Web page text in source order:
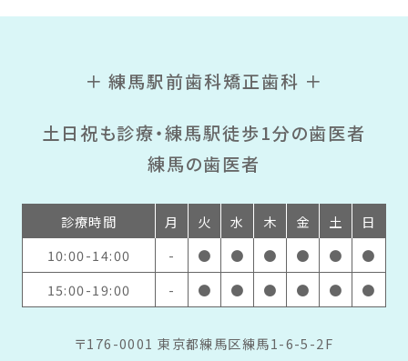
＋ 練馬駅前歯科矯正歯科 ＋
土日祝も診療・練馬駅徒歩1分の歯医者
練馬の歯医者
診療時間 月 火 水 木 金 土
日
10:00-14:00
- ● ● ● ● ●
●
15:00-19:00
- ● ● ● ● ● ●
〒176-0001 東京都練馬区練馬1-6-5-2F